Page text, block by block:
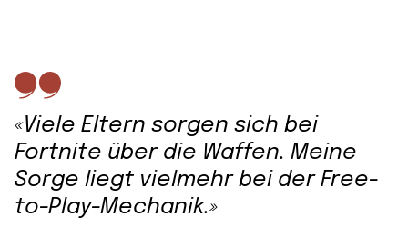
«Viele Eltern sorgen sich bei
Fortnite über die Waffen. Meine
Sorge liegt vielmehr bei der Free-
to-Play-Mechanik.»